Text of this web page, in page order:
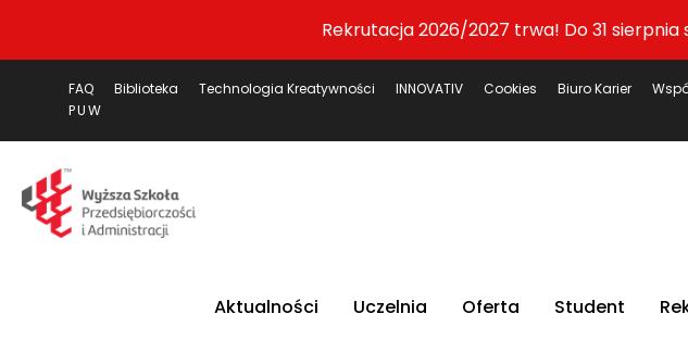
Rekrutacja 2026/2027 trwa! Do 31
FAQ Biblioteka Technologia Kreatywności INNOVATIV Cookies Biuro Karier
PUW
Aktualności Uczelnia Oferta Student